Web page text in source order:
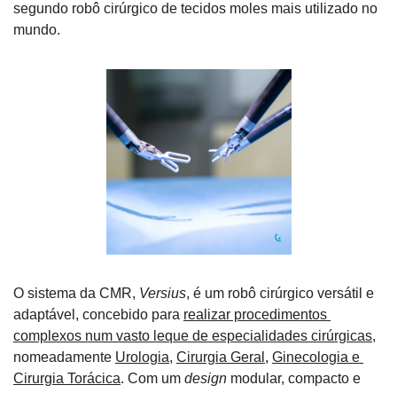
segundo robô cirúrgico de tecidos moles mais utilizado no
mundo.
O sistema da CMR, Versius, é um robô cirúrgico versátil e
adaptável, concebido para realizar procedimentos
complexos num vasto leque de especialidades cirúrgicas,
nomeadamente Urologia, Cirurgia Geral , Ginecologia e
Cirurgia Torácica. Com um design modular, compacto e